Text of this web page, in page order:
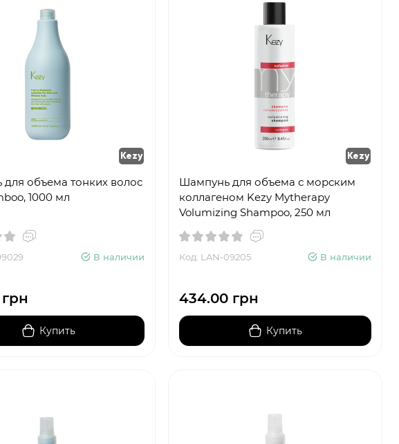
Kezy
объема тонких волос
1000 мл
В наличии
Купить
Kezy
Шампунь для объема с морским
коллагеном Kezy Mytherapy
Volumizing Shampoo, 250 мл
Код: LAN-09205 В наличии
434.00 грн
Купить